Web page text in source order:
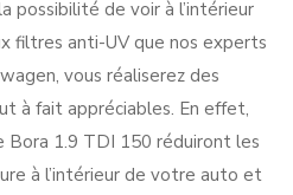
possibilité de voir à l’intérieur
filtres anti-UV que nos experts
vous réaliserez des
à fait appréciables. En effet,
1.9 TDI 150 réduiront les
à l’intérieur de votre auto et